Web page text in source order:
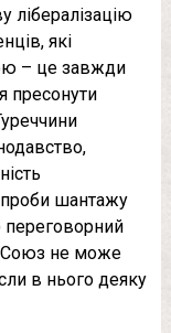
лібералізацію
які
– це завжди
пресонути
шантажу
переговорний
Союз не може
в нього деяку